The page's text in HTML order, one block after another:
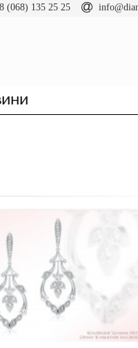
(068) 135 25 25
КАБЛУЧКИ